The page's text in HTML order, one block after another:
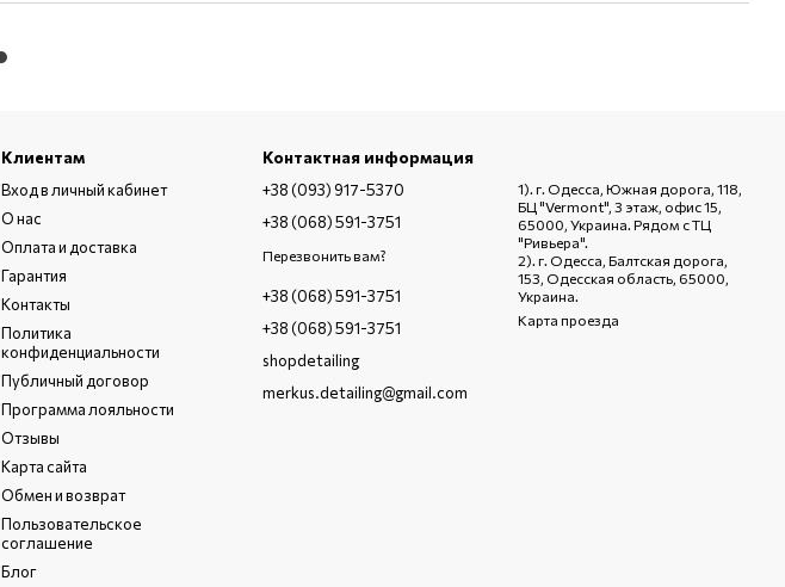
Клиентам
Вход в личный кабинет
О нас
Оплата и доставка
Гарантия
Контакты
Политика
конфиденциальности
Публичный договор
Программа лояльности
Отзывы
Карта сайта
Обмен и возврат
Пользовательское
соглашение
Блог
Контактная информация
+38 (093) 917-5370
+38 (068) 591-3751
Перезвонить вам?
+38 (068) 591-3751
+38 (068) 591-3751
shopdetailing
merkus.detailing@gmail.com
1). г. Одесса, Южная дорога, 118,
БЦ "Vermont", 3 этаж, офис 15,
65000, Украина. Рядом с ТЦ
"Ривьера".
2). г. Одесса, Балтская дорога,
153, Одесская область, 65000,
Украина.
Карта проезда